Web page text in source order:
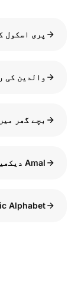
پری اسکول
والدین کی
بچے گھر
Amal دیکھیں
Alphabet